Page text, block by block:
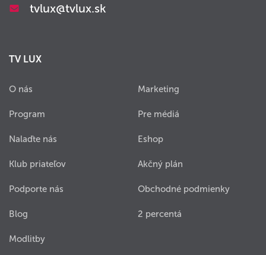
tvlux@tvlux.sk
TV LUX
O nás
Program
Nalaďte nás
Klub priateľov
Podporte nás
Blog
Modlitby
Marketing
Pre médiá
Eshop
Akčný plán
Obchodné podmienky
2 percentá